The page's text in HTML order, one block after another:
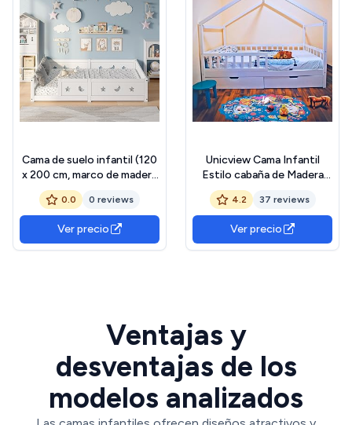
Cama de suelo infantil (120
x 200 cm, marco de madera
maciza reforzada con
barrera de seguridad y
somier de láminas, diseño
de estrellas y luna para 3-8
años, blanco (sin colchón)
0.0 0 reviews
Ver precio
Unicview Cama Infantil
Estilo cabaña de Madera
Maciza con 2 cajones, Valla
y somier, 90 x 200 cm,
Color Blanco (sin colchón)
4.2 37 reviews
Ver precio
Ventajas y
desventajas de los
modelos analizados